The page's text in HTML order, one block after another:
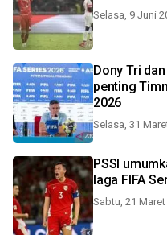
Selasa, 9 Juni
Dony Tri
penting
2026
Selasa, 31
PSSI
laga FIFA
Sabtu, 21